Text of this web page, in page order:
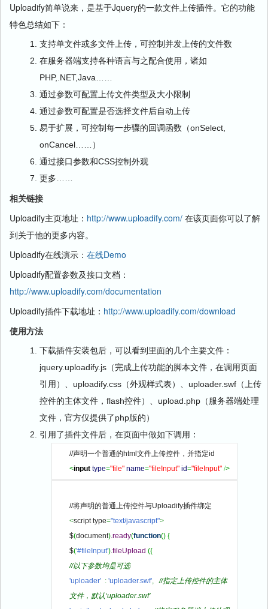
Uploadify简单说来，是基于Jquery的一款文件上传插件。它的功能
特色总结如下：
支持单文件或多文件上传，可控制并发上传的文件数
在服务器端支持各种语言与之配合使用，诸如
PHP,.NET,Java……
通过参数可配置上传文件类型及大小限制
通过参数可配置是否选择文件后自动上传
易于扩展，可控制每一步骤的回调函数（onSelect,
onCancel……）
通过接口参数和CSS控制外观
更多……
相关链接
Uploadify主页地址： http://www.uploadify.com/ 在该页面你可以了解
到关于他的更多内容。
Uploadify在线演示： 在线Demo
Uploadify配置参数及接口文档：
http://www.uploadify.com/documentation
Uploadify插件下载地址： http://www.uploadify.com/download
使用方法
下载插件安装包后，可以看到里面的几个主要文件：
jquery.uploadify.js（完成上传功能的脚本文件，在调用页面
引用）、uploadify.css（外观样式表）、uploader.swf（上传
控件的主体文件，flash控件）、upload.php（服务器端处理
文件，官方仅提供了php版的）
引用了插件文件后，在页面中做如下调用：
//声明一个普通的html文件上传控件，并指定id
<input type="file" name="fileInput" id="fileInput" />
//将声明的普通上传控件与Uploadify插件绑定
<script type="text/javascript">
$(document).ready(function() {
$('#fileInput').fileUpload ({
//以下参数均是可选
'uploader' : 'uploader.swf',
//指定上传控件的主体
文件，默认‘uploader.swf’